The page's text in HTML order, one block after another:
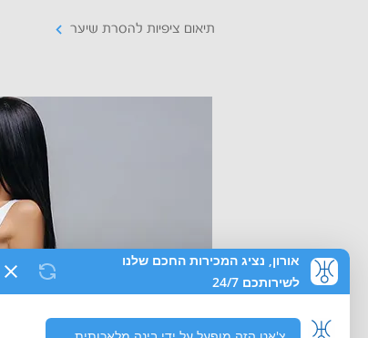
תיאום ציפיות להסרת שיער